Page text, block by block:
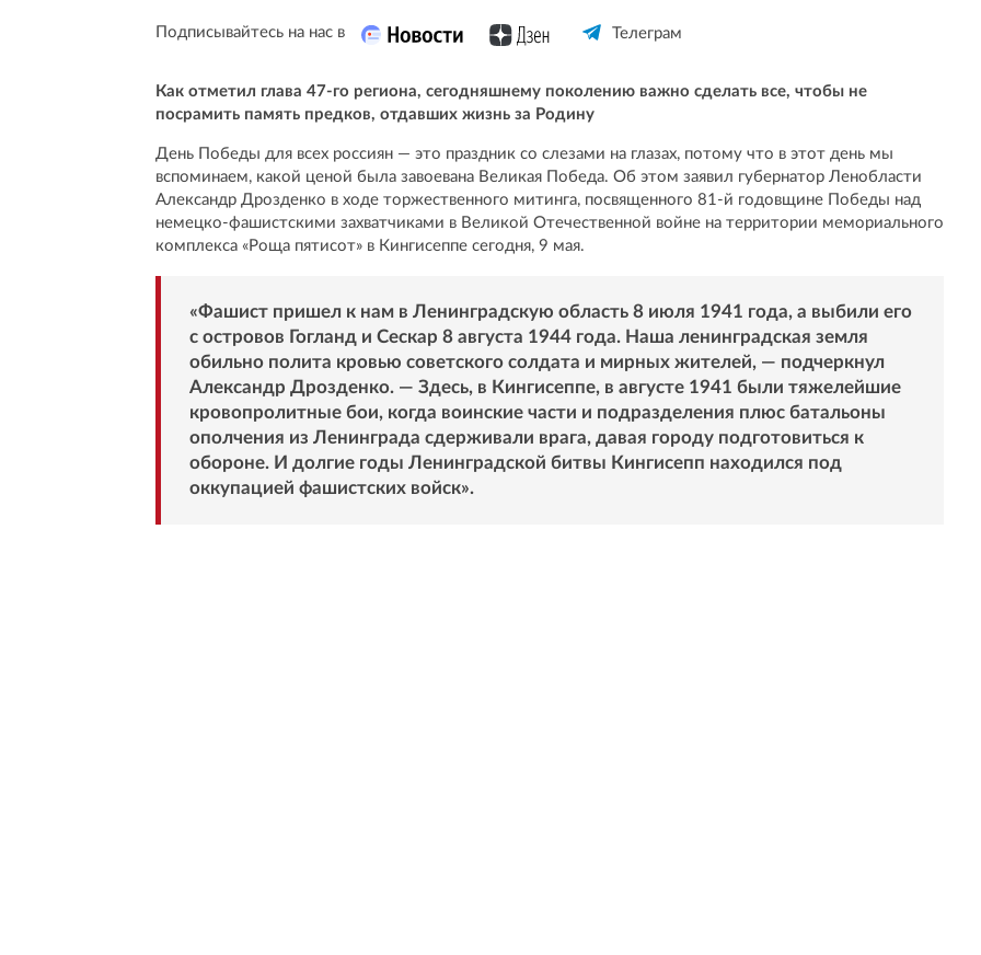
Подписывайтесь на нас в Телеграм
Как отметил глава 47-го региона, сегодняшнему поколению важно сделать все, чтобы не
посрамить память предков, отдавших жизнь за Родину
День Победы для всех россиян — это праздник со слезами на глазах, потому что в этот день мы
вспоминаем, какой ценой была завоевана Великая Победа. Об этом заявил губернатор Ленобласти
Александр Дрозденко в ходе торжественного митинга, посвященного 81-й годовщине Победы над
немецко-фашистскими захватчиками в Великой Отечественной войне на территории мемориального
комплекса «Роща пятисот» в Кингисеппе сегодня, 9 мая.
«Фашист пришел к нам в Ленинградскую область 8 июля 1941 года, а выбили его
с островов Гогланд и Сескар 8 августа 1944 года. Наша ленинградская земля
обильно полита кровью советского солдата и мирных жителей, — подчеркнул
Александр Дрозденко. — Здесь, в Кингисеппе, в августе 1941 были тяжелейшие
кровопролитные бои, когда воинские части и подразделения плюс батальоны
ополчения из Ленинграда сдерживали врага, давая городу подготовиться к
обороне. И долгие годы Ленинградской битвы Кингисепп находился под
оккупацией фашистских войск».